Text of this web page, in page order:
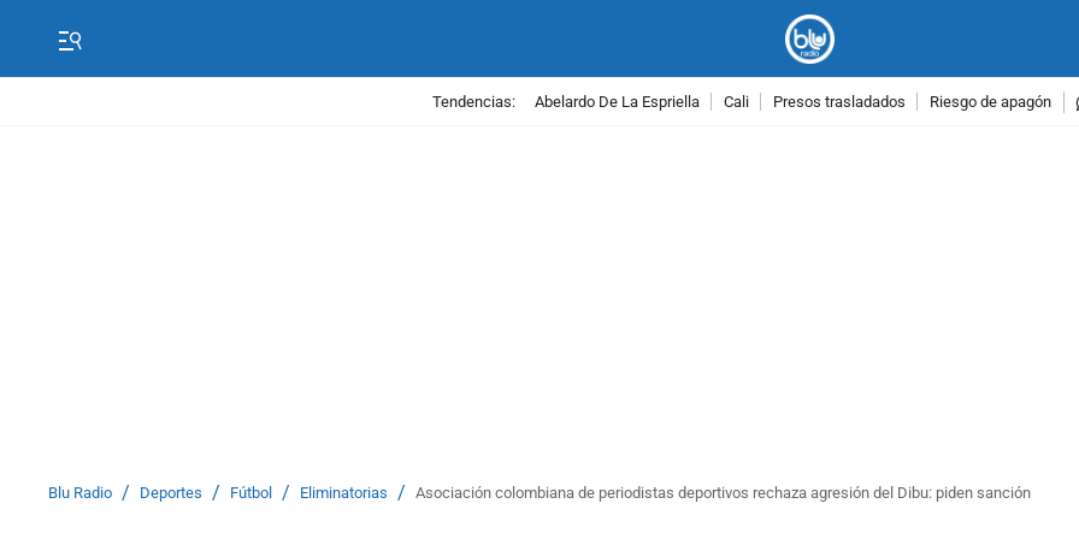
Tendencias: Abelardo De La Espriella Cali Presos trasladados Riesgo de apagón
Blu Radio / Deportes / Fútbol / Eliminatorias / Asociación colombiana de periodistas deportivos rechaza agresión del Dibu: piden sanción